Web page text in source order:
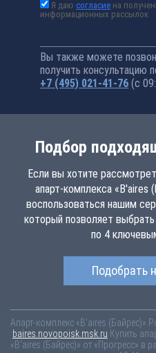
Я даюсогласие на
информационных рассылок
Вы также можете
получить консультацию
+7 (495) 021-41-76 (с
Подбор
Если вы хотите
апарт-комплекса «B'aires
воспользоваться нашим
который позволяет
по 4
Подобрать
Апарт-комплекс «B'aires (Байрес)»
baires.novopoisk.msk.ru Купить
«B'aires (Байрес)» от «Прогресс» в